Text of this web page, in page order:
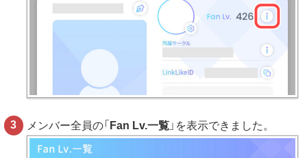
メンバー全員の「 Fan Lv.一覧 」を表示できました。